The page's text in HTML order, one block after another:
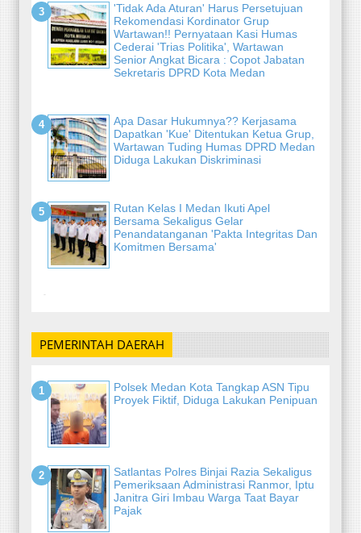
'Tidak Ada Aturan' Harus Persetujuan
Rekomendasi Kordinator Grup
Wartawan!! Pernyataan Kasi Humas
Cederai 'Trias Politika', Wartawan
Senior Angkat Bicara : Copot Jabatan
Sekretaris DPRD Kota Medan
Apa Dasar Hukumnya?? Kerjasama
Dapatkan 'Kue' Ditentukan Ketua Grup,
Wartawan Tuding Humas DPRD Medan
Diduga Lakukan Diskriminasi
Rutan Kelas I Medan Ikuti Apel
Bersama Sekaligus Gelar
Penandatanganan 'Pakta Integritas Dan
Komitmen Bersama'
-
PEMERINTAH DAERAH
Polsek Medan Kota Tangkap ASN Tipu
Proyek Fiktif, Diduga Lakukan Penipuan
Satlantas Polres Binjai Razia Sekaligus
Pemeriksaan Administrasi Ranmor, Iptu
Janitra Giri Imbau Warga Taat Bayar
Pajak